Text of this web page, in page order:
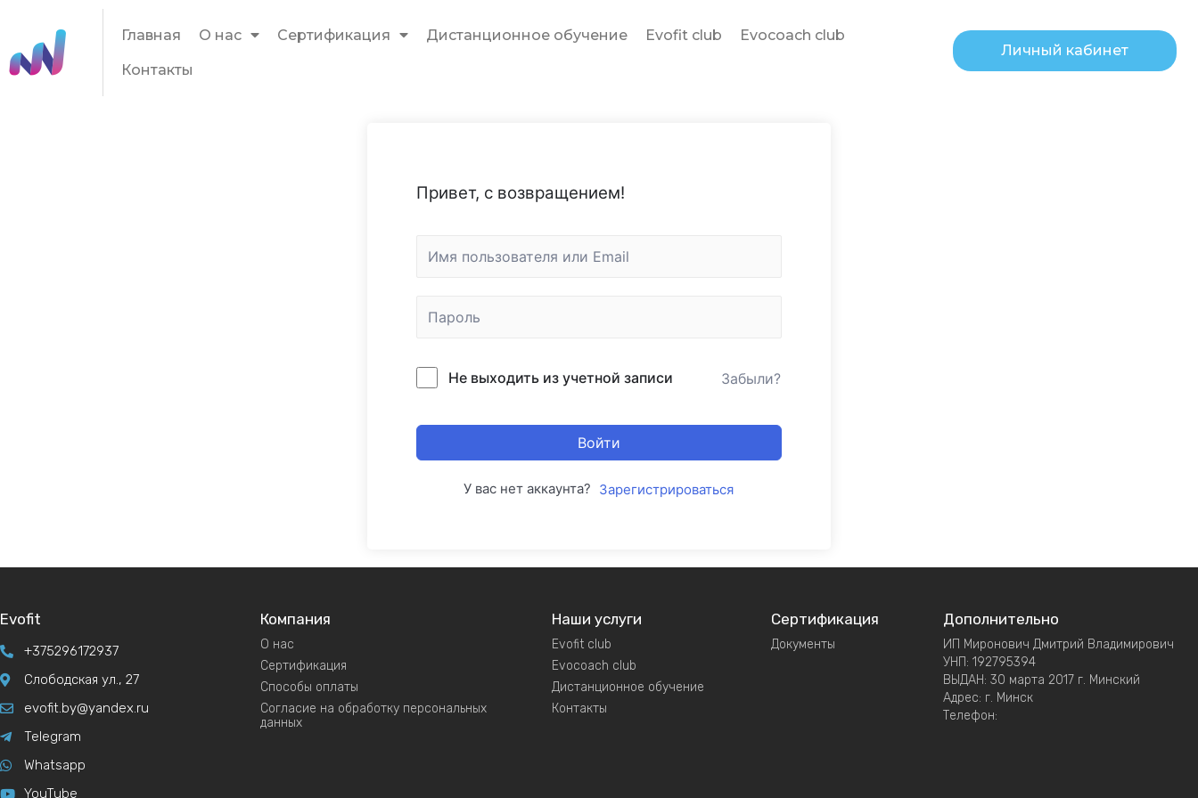
Главная О нас Сертификация Дистанционное обучение Evofit club Evocoach club
Контакты
Личный кабинет
Привет, с возвращением!
Не выходить из учетной записи Забыли?
Войти
У вас нет аккаунта? Зарегистрироваться
Evofit
+375296172937
Слободская ул., 27
evofit.by@yandex.ru
Telegram
Whatsapp
YouTube
Компания
О нас
Сертификация
Способы оплаты
Согласие на обработку персональных
данных
Наши услуги
Evofit club
Evocoach club
Дистанционное обучение
Контакты
Сертификация
Документы
Дополнительно
ИП Миронович Дмитрий Владимирович
УНП: 192795394
ВЫДАН: 30 марта 2017 г. Минский
Адрес: г. Минск
Телефон: